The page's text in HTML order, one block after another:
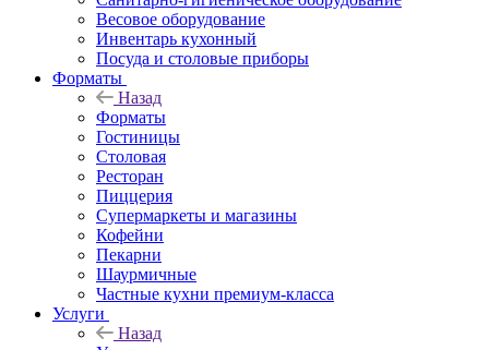
Весовое оборудование
Инвентарь кухонный
Посуда и столовые приборы
Форматы
Назад
Форматы
Гостиницы
Столовая
Ресторан
Пиццерия
Супермаркеты и магазины
Кофейни
Пекарни
Шаурмичные
Частные кухни премиум-класса
Услуги
Назад